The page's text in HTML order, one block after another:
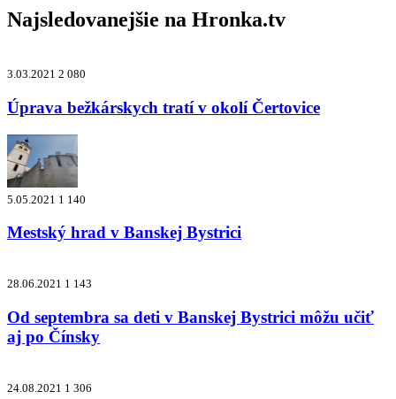
Najsledovanejšie na Hronka.tv
3.03.2021 2 080
Úprava bežkárskych tratí v okolí Čertovice
5.05.2021 1 140
Mestský hrad v Banskej Bystrici
28.06.2021 1 143
Od septembra sa deti v Banskej Bystrici môžu učiť
aj po Čínsky
24.08.2021 1 306